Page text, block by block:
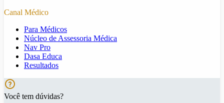
Canal Médico
Para Médicos
Núcleo de Assessoria Médica
Nav Pro
Dasa Educa
Resultados
Você tem dúvidas?